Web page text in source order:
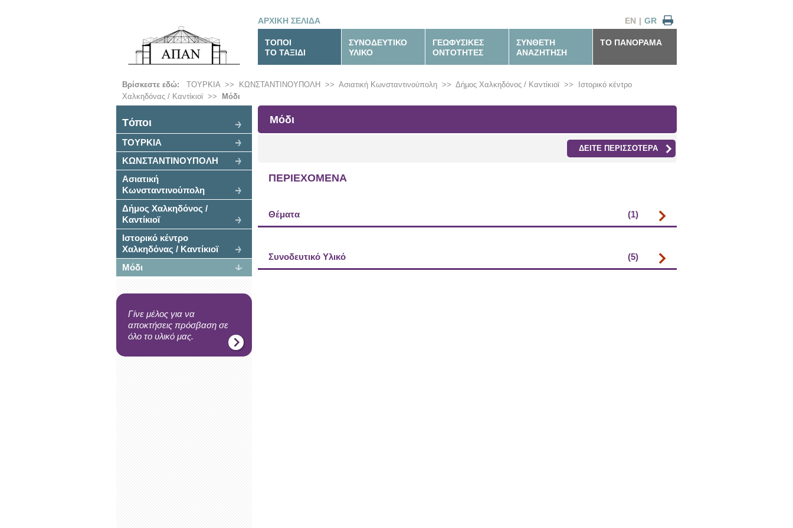
ΑΡΧΙΚΗ ΣΕΛΙΔΑ GR
|
EN
ΤΟΠΟΙ
ΤΟ ΤΑΞΙΔΙ
ΣΥΝΟΔΕΥΤΙΚΟ
ΥΛΙΚΟ
ΓΕΩΦΥΣΙΚΕΣ
ΟΝΤΟΤΗΤΕΣ
ΣΥΝΘΕΤΗ
ΑΝΑΖΗΤΗΣΗ
ΤΟ ΠΑΝΟΡΑΜΑ
Βρίσκεστε εδώ: ΤΟΥΡΚΙΑ>> ΚΩΝΣΤΑΝΤΙΝΟΥΠΟΛΗ >> Ασιατική Κωνσταντινούπολη >> Δήμος Χαλκηδόνος / Καντίκιοϊ>>
Ιστορικό κέντρο
Χαλκηδόνας / Καντίκιοϊ>> Μόδι
Tόποι
ΤΟΥΡΚΙΑ
ΚΩΝΣΤΑΝΤΙΝΟΥΠΟΛΗ
Ασιατική
Κωνσταντινούπολη
Δήμος Χαλκηδόνος /
Καντίκιοϊ
Ιστορικό κέντρο
Χαλκηδόνας / Καντίκιοϊ
Μόδι
Γίνε μέλος για να
αποκτήσεις πρόσβαση σε
όλο το υλικό μας.
Μόδι
ΔΕΙΤΕ ΠΕΡΙΣΣΟΤΕΡΑ
ΠΕΡΙΕΧΟΜΕΝΑ
Θέματα (1)
Συνοδευτικό Υλικό (5)